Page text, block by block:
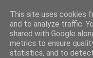
This site uses cookies
and to analyze traffic.
shared with Google
metrics to ensure
statistics, and to detect